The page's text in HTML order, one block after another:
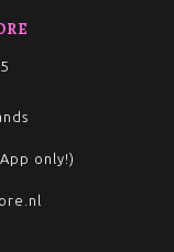
only!)